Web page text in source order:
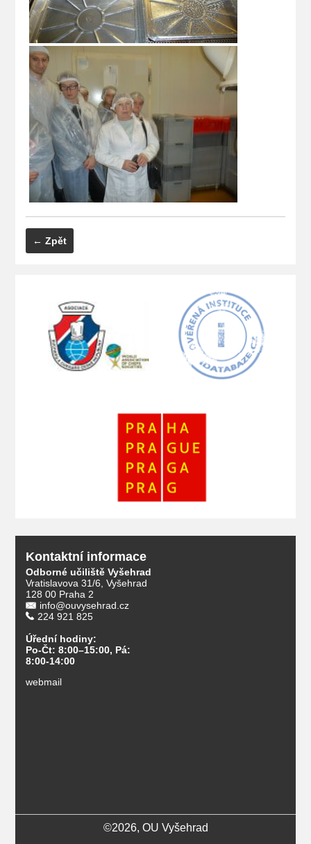
← Zpět
Kontaktní informace
Odborné učiliště Vyšehrad
Vratislavova 31/6, Vyšehrad
128 00 Praha 2
info@ouvysehrad.cz
224 921 825
Úřední hodiny:
Po-Čt: 8:00–15:00, Pá:
8:00-14:00
webmail
©2026, OU Vyšehrad